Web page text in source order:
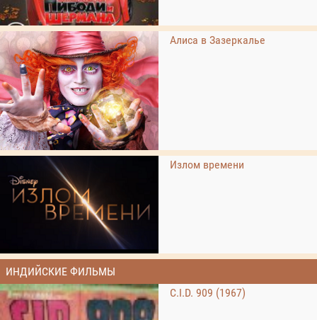
Алиса в Зазеркалье
Излом времени
ИНДИЙСКИЕ ФИЛЬМЫ
C.I.D. 909 (1967)